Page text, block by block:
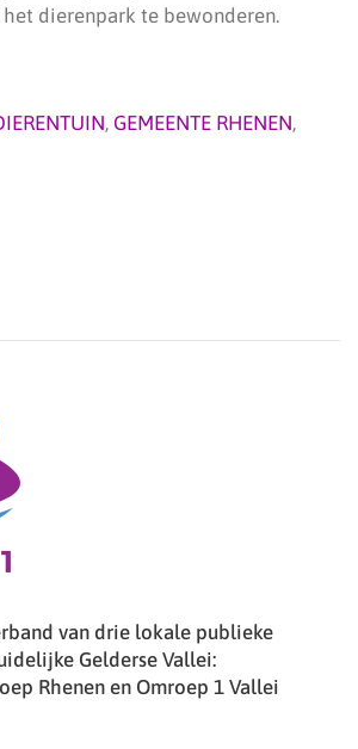
dierenpark te bewonderen.
, GEMEENTE RHENEN,
van drie lokale publieke
Gelderse Vallei:
Rhenen en Omroep 1 Vallei